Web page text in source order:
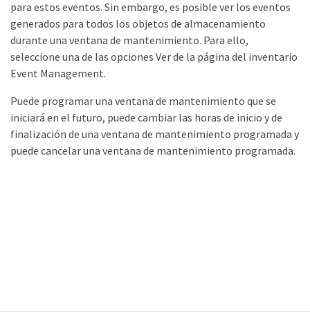
para estos eventos. Sin embargo, es posible ver los eventos
generados para todos los objetos de almacenamiento
durante una ventana de mantenimiento. Para ello,
seleccione una de las opciones Ver de la página del inventario
Event Management.
Puede programar una ventana de mantenimiento que se
iniciará en el futuro, puede cambiar las horas de inicio y de
finalización de una ventana de mantenimiento programada y
puede cancelar una ventana de mantenimiento programada.